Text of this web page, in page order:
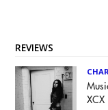
REVIEWS
XCX